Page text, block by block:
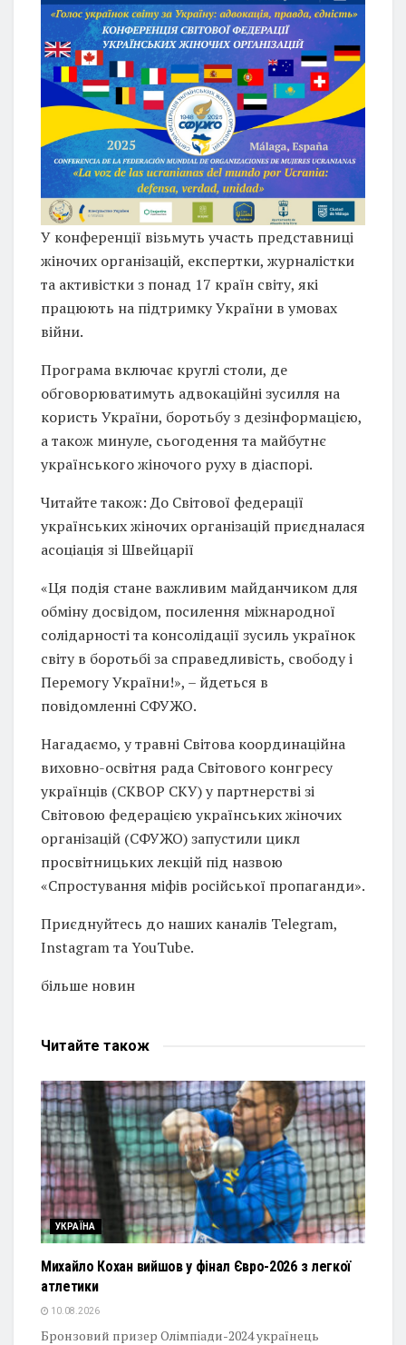
У конференції візьмуть участь представниці
жіночих організацій, експертки, журналістки
та активістки з понад 17 країн світу, які
працюють на підтримку України в умовах
війни.
Програма включає круглі столи, де
обговорюватимуть адвокаційні зусилля на
користь України, боротьбу з дезінформацією,
а також минуле, сьогодення та майбутнє
українського жіночого руху в діаспорі.
Читайте також: До Світової федерації
українських жіночих організацій приєдналася
асоціація зі Швейцарії
«Ця подія стане важливим майданчиком для
обміну досвідом, посилення міжнародної
солідарності та консолідації зусиль українок
світу в боротьбі за справедливість, свободу і
Перемогу України!», – йдеться в
повідомленні СФУЖО.
Нагадаємо, у травні Світова координаційна
виховно-освітня рада Світового конгресу
українців (СКВОР СКУ) у партнерстві зі
Світовою федерацією українських жіночих
організацій (СФУЖО) запустили цикл
просвітницьких лекцій під назвою
«Спростування міфів російської пропаганди».
Приєднуйтесь до наших каналів Telegram,
Instagram та YouTube.
більше новин
Читайте також
УКРАЇНА
Михайло Кохан вийшов у фінал Євро-2026 з легкої
атлетики
10.08.2026
Бронзовий призер Олімпіади-2024 українець